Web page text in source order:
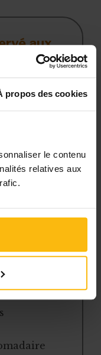
propos des cookies
le contenu
relatives aux
aux
vous donne
actualisée
conseils